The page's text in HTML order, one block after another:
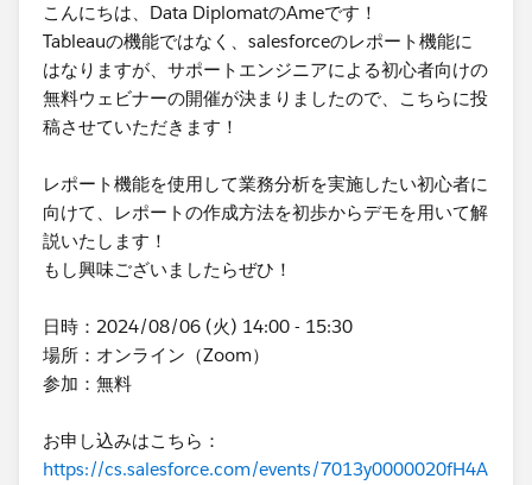
こんにちは、Data DiplomatのAmeです！
Tableauの機能ではなく、salesforceのレポート機能に
はなりますが、サポートエンジニアによる初心者向けの
無料ウェビナーの開催が決まりましたので、こちらに投
稿させていただきます！
レポート機能を使用して業務分析を実施したい初心者に
向けて、レポートの作成方法を初歩からデモを用いて解
説いたします！
もし興味ございましたらぜひ！
日時：2024/08/06 (火) 14:00 - 15:30
場所：オンライン（Zoom）
参加：無料
お申し込みはこちら：
https://cs.salesforce.com/events/7013y0000020fH4A